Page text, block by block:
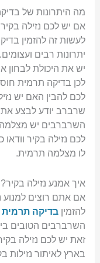
מה היתרונות של
אם יש לכם נזילה
לעשות זה להזמין
יתרונות רבים
יש את היכולת לבחון
לכן בדיקה תרמית
לכם להבין האם יש
שרברב יודע לבצע את
השרברבים יש מצלמה
לכם נזילה בקיר
לו מצלמה תרמית.
איך אמנע נזילה בקיר?
אם אתם רוצים למנוע
להזמיןבדיקה תרמית
השרברבים הטובים
זאת יש לכם נזילה
בארץ לאיתור נזילות